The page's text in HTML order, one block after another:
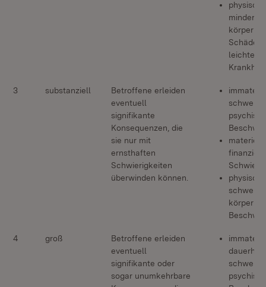
physisch:
leichte
3 substanziell
Betroffene erleiden
eventuell
signifikante
Konsequenzen, die
sie nur mit
ernsthaften
Schwierigkeiten
überwinden können.
schwere
materiell:
physisch:
schwere
4 groß
Betroffene erleiden
eventuell
signifikante oder
sogar unumkehrbare
schwere